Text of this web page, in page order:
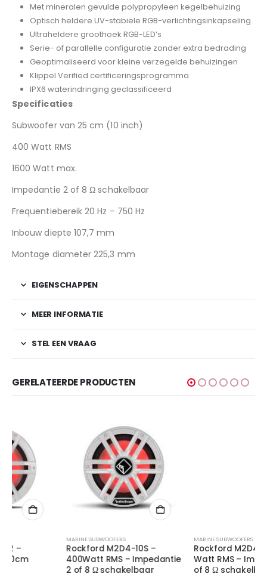
Met mineralen gevulde polypropyleen kegelbehuizing
Optisch heldere UV-stabiele RGB-verlichtingsinkapseling
Ultraheldere groothoek RGB-LED’s
Serie- of parallelle configuratie zonder extra bedrading
Geoptimaliseerd voor kleine verzegelde behuizingen
Klippel Verified certificeringsprogramma
IPX6 waterindringing geclassificeerd
Specificaties
Subwoofer van 25 cm (10 inch)
400 Watt RMS
1600 Watt max.
Impedantie 2 of 8 Ω schakelbaar
Frequentiebereik 20 Hz – 750 Hz
Inbouw diepte 107,7 mm
Montage diameter 225,3 mm
EIGENSCHAPPEN
MEER INFORMATIE
STEL EEN VRAAG
GERELATEERDE PRODUCTEN
MARINE SUBWOOFERS
Rockford M2D4-10S –
400Watt RMS – Impedantie
2 of 8 Ω schakelbaar
MARINE SUBWOOFERS
Rockford M2D4-12SB – 400
Watt RMS – Impedantie 2
of 8 Ω schakelbaar